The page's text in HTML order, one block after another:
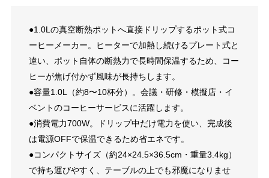
●1.0Lの真空断熱ポットへ直接ドリップするポット式コ
ーヒーメーカー。ヒーターで加熱し続けるプレート式と
違い、ポット自体の断熱力で長時間保温するため、コー
ヒーが焦げ付かず風味が長持ちします。
●容量1.0L（約8〜10杯分）。会議・研修・模擬店・イ
ベントのコーヒーサービスに活躍します。
●消費電力700W。ドリップ中だけ電力を使い、完成後
は電源OFFで保温できるため省エネです。
●コンパクトサイズ（約24×24.5×36.5cm・重量3.4kg）
で持ち運びやすく、テーブルの上でも邪魔になりませ